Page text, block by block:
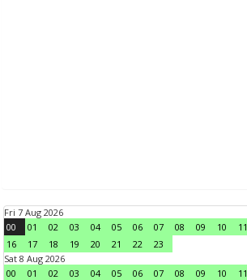
Fri 7 Aug 2026
00
01 02 03 04 05 06 07 08 09 10 11
16
17 18 19 20 21 22
23
Sat 8 Aug 2026
00
01 02 03 04 05 06 07 08 09 10 11